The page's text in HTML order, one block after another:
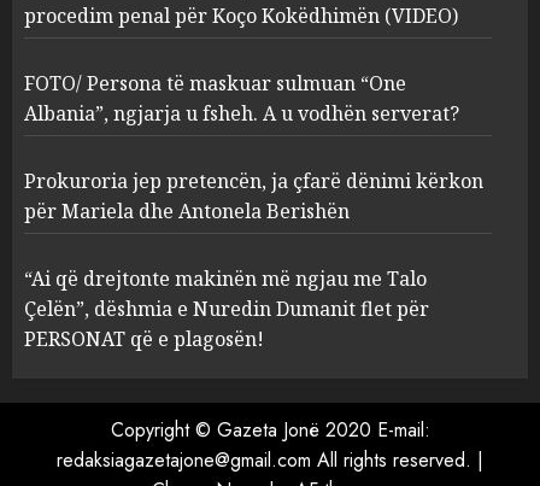
3
FOTO/ Persona të maskuar
sulmuan “One Albania”,
ngjarja u fsheh. A u vodhën
serverat?
MARCH 25, 2025
4
Prokuroria jep pretencën, ja
çfarë dënimi kërkon për
Berishën
MARCH 25, 2025
“Ai që drejtonte makinën më
ngjau me Talo Çelën”,
dëshmia e Nuredin Dumanit
flet për PERSONAT që e
procedim penal për Koço Kokëdhimën (VIDEO)
FOTO/ Persona të maskuar sulmuan “One
Albania”, ngjarja u fsheh. A u vodhën serverat?
Prokuroria jep pretencën, ja çfarë dënimi kërkon
për Mariela dhe Antonela Berishën
“Ai që drejtonte makinën më ngjau me Talo
Çelën”, dëshmia e Nuredin Dumanit flet për
PERSONAT që e plagosën!
Copyright © Gazeta Jonë 2020 E-mail:
redaksiagazetajone@gmail.com All rights reserved. |